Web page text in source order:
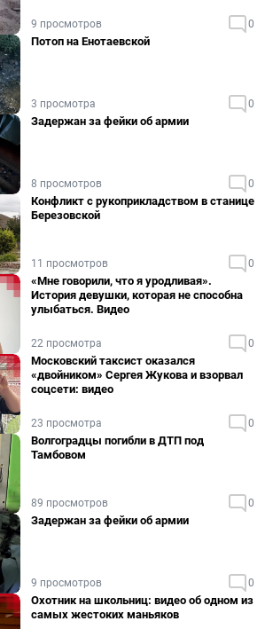
9 просмотров 0
Потоп на Енотаевской
3 просмотра 0
Задержан за фейки об армии
8 просмотров 0
Конфликт с рукоприкладством в станице
Березовской
11 просмотров 0
«Мне говорили, что я уродливая».
История девушки, которая не способна
улыбаться. Видео
22 просмотра 0
Московский таксист оказался
«двойником» Сергея Жукова и взорвал
соцсети: видео
23 просмотра 0
Волгоградцы погибли в ДТП под
Тамбовом
89 просмотров 0
Задержан за фейки об армии
9 просмотров 0
Охотник на школьниц: видео об одном из
самых жестоких маньяков